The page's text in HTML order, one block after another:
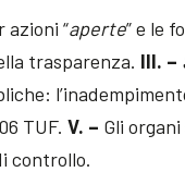
azioni “aperte” e le
trasparenza. III. –
TUF.V. – Gli
controllo.